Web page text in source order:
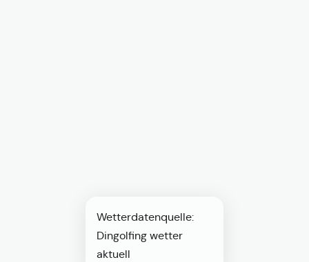
Wetterdatenquelle:
Dingolfing wetter
aktuell